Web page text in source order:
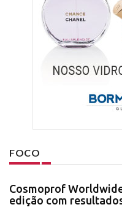
FOCO
Cosmoprof
edição com